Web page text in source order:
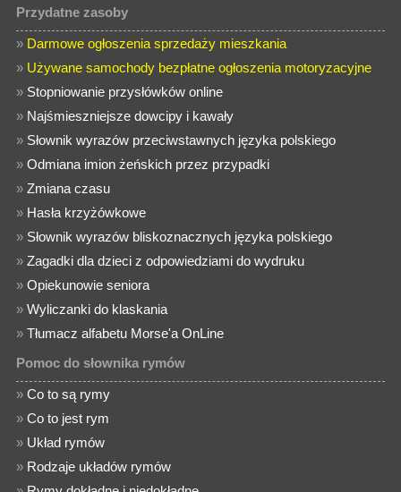
Przydatne zasoby
» Darmowe ogłoszenia sprzedaży mieszkania
» Używane samochody bezpłatne ogłoszenia motoryzacyjne
» Stopniowanie przysłówków online
» Najśmieszniejsze dowcipy i kawały
» Słownik wyrazów przeciwstawnych języka polskiego
»Odmiana imion żeńskich przez przypadki
»Zmiana czasu
» Hasła krzyżówkowe
» Słownik wyrazów bliskoznacznych języka polskiego
»Zagadki dla dzieci z odpowiedziami do wydruku
»Opiekunowie seniora
»Wyliczanki do klaskania
»Tłumacz alfabetu Morse'a OnLine
Pomoc do słownika rymów
»Co to są rymy
»Co to jest rym
» Układ rymów
» Rodzaje układów rymów